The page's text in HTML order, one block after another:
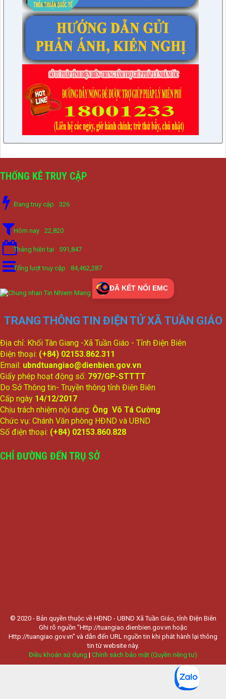
THỐNG KÊ TRUY CẬP
Đang truy cập 326
Hôm nay 22,820
Tháng hiện tại 591,847
Tổng lượt truy cập 84,462,287
ĐÃ KẾT NỐI EMC
TRANG THÔNG TIN ĐIỆN TỬ XÃ TUẦN GIÁO
Địa chỉ: Khối Tân Giang -Xã Tuần Giáo - Tỉnh Điện Biên
Điện thoại: (+84) 02153.862.311
Email: ubndtuangiao@dienbien.gov.vn
Giấy phép hoạt động số: 797/GP-STTTT
Do Sở Thông tin- Truyền thông tỉnh Điện Biên
Cấp ngày 14/12/2017
Chịu trách nhiệm nội dung: Ông Võ Tá Cường
Chức vụ: Chánh Văn phòng HĐND và UBND
Số điện thoại: (+84) 02153.860.828
CHỈ ĐƯỜNG ĐẾN TRỤ SỞ
© 2020 - Bản quyền thuộc về HĐND - UBND Xã Tuần Giáo, tỉnh Điện Biên
Ghi rõ nguồn "Http://tuangiao.dienbien.gov.vn hoặc
Http://tuangiao.gov.vn" và dẫn đến URL nguồn tin khi phát hành lại thông
tin từ website này.
Điều khoản sử dụng | Chính sách bảo mật (Quyền riêng tư)